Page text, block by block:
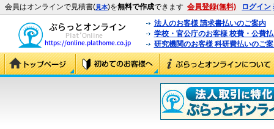
会員はオンラインで見積書(見本)を無料で作成できます 会員登録(無料) ログイン
法人のお客様 請求書払いのご案内
学校・官公庁のお客様 校費・公費
研究機関のお客様 科研費払いのご